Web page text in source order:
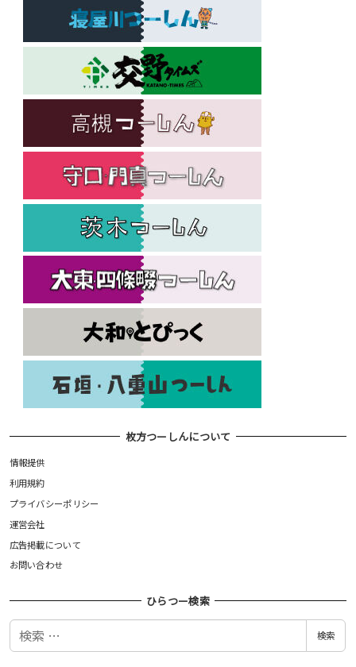
枚方つーしんについて
情報提供
利用規約
プライバシーポリシー
運営会社
広告掲載について
お問い合わせ
ひらつー検索
検
検索